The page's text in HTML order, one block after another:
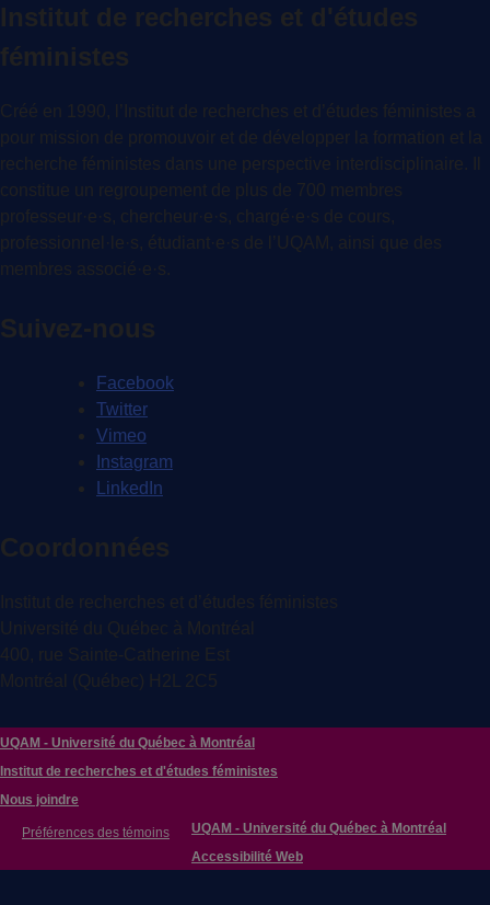
Institut de recherches et d'études
féministes
Créé en 1990, l’Institut de recherches et d’études féministes a
pour mission de promouvoir et de développer la formation et la
recherche féministes dans une perspective interdisciplinaire. Il
constitue un regroupement de plus de 700 membres
professeur·e·s, chercheur·e·s, chargé·e·s de cours,
professionnel·le·s, étudiant·e·s de l’UQAM, ainsi que des
membres associé·e·s.
Suivez-nous
Facebook
Twitter
Vimeo
Instagram
LinkedIn
Coordonnées
Institut de recherches et d’études féministes
Université du Québec à Montréal
400, rue Sainte-Catherine Est
Montréal (Québec) H2L 2C5
UQAM - Université du Québec à Montréal
Institut de recherches et d'études féministes
Nous joindre
Préférences des témoins
UQAM - Université du Québec à Montréal
Accessibilité Web